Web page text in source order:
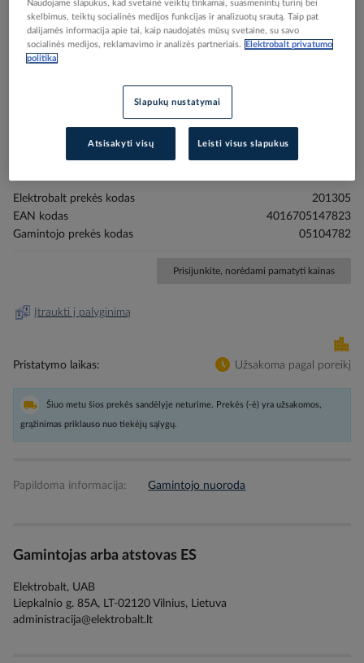
images
Jutiklis laiko jungikliui su laidu 1.5m PRLAZSS -
Elektrobalt prekės kodas
201305
EAN kodas
4016705147823
Gamintojo prekės kodas
05104782
Prisijunkite, norėdami pamatyti kainas
Įtraukti į palyginimą
Pristatymo laikas Užsakoma pagal poreikį
Šiuo metu šios prekės sandėlyje neturime. Prekės (-ė) yra užsakomos,
grąžinimas priklauso nuo tiekėjų sąlygų.
Papildoma informacija: Gamintojo nuoroda
Gamintojas arba atstovas ES
Elektrobalt, UAB
Liepkalnio g. 85A, LT-02120 Vilnius, Lietuva
administracija@elektrobalt.lt
Naudojame slapukus, kad svetainė veiktų tinkamai, suasmenintų turinį bei
skelbimus, teiktų socialinės medijos funkcijas ir analizuotų srautą. Taip pat
dalijamės informacija apie tai, kaip naudojatės mūsų svetaine, su savo
socialinės medijos, reklamavimo ir analizės partneriais.
Elektrobalt privatumo
politika
Slapukų nustatymai
Atsisakyti visų Leisti visus slapukus